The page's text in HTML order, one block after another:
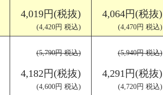
4,019円(税抜)
(4,420円 税込)
4,064円(税抜)
(4,470円 税込)
(5,790円 税込)
4,182円(税抜)
(4,600円 税込)
(5,940円 税込)
4,291円(税抜)
(4,720円 税込)